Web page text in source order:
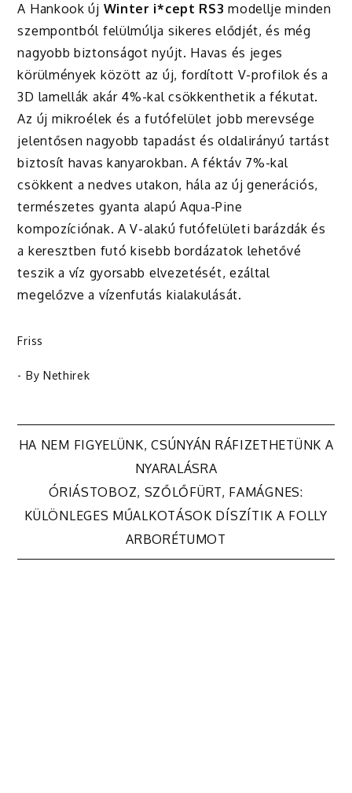
A Hankook új Winter i*cept RS3 modellje minden
szempontból felülmúlja sikeres elődjét, és még
nagyobb biztonságot nyújt. Havas és jeges
körülmények között az új, fordított V-profilok és a
3D lamellák akár 4%-kal csökkenthetik a fékutat.
Az új mikroélek és a futófelület jobb merevsége
jelentősen nagyobb tapadást és oldalirányú tartást
biztosít havas kanyarokban. A féktáv 7%-kal
csökkent a nedves utakon, hála az új generációs,
természetes gyanta alapú Aqua-Pine
kompozíciónak. A V-alakú futófelületi barázdák és
a keresztben futó kisebb bordázatok lehetővé
teszik a víz gyorsabb elvezetését, ezáltal
megelőzve a vízenfutás kialakulását.
Friss
- By Nethirek
Bejegyzés
navigáció
HA NEM FIGYELÜNK, CSÚNYÁN RÁFIZETHETÜNK A
NYARALÁSRA
ÓRIÁSTOBOZ, SZŐLŐFÜRT, FAMÁGNES:
KÜLÖNLEGES MŰALKOTÁSOK DÍSZÍTIK A FOLLY
ARBORÉTUMOT